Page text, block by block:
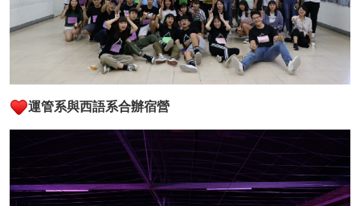
運管系與西語系合辦宿營